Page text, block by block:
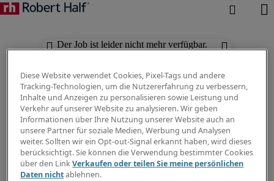
Der Job ist leider nicht mehr verfügbar.
Diese Website verwendet Cookies, Pixel-Tags und andere
Tracking-Technologien, um die Nutzererfahrung zu verbessern,
Inhalte und Anzeigen zu personalisieren sowie Leistung und
Verkehr auf unserer Website zu analysieren. Wir geben
Informationen über Ihre Nutzung unserer Website auch an
unsere Partner für soziale Medien, Werbung und Analysen
weiter. Sollten wir ein Opt-out-Signal erkannt haben, wird dieses
berücksichtigt. Sie können die Verwendung bestimmter Cookies
über den LinkVerkaufen oder teilen Sie meine persönlichen
Daten nichtablehnen.